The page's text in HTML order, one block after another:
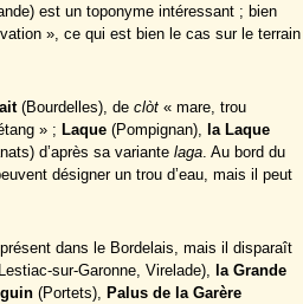
est un toponyme intéressant ; bien
», ce qui est bien le cas sur le terrain
(Bourdelles), declòt « mare, trou
» ; Laque (Pompignan), la Laque
d’après sa variantelaga. Au bord du
désigner un trou d’eau, mais il peut
dans le Bordelais, mais il disparaît
sur-Garonne, Virelade),
la Grande
(Portets), Palus de la Garère